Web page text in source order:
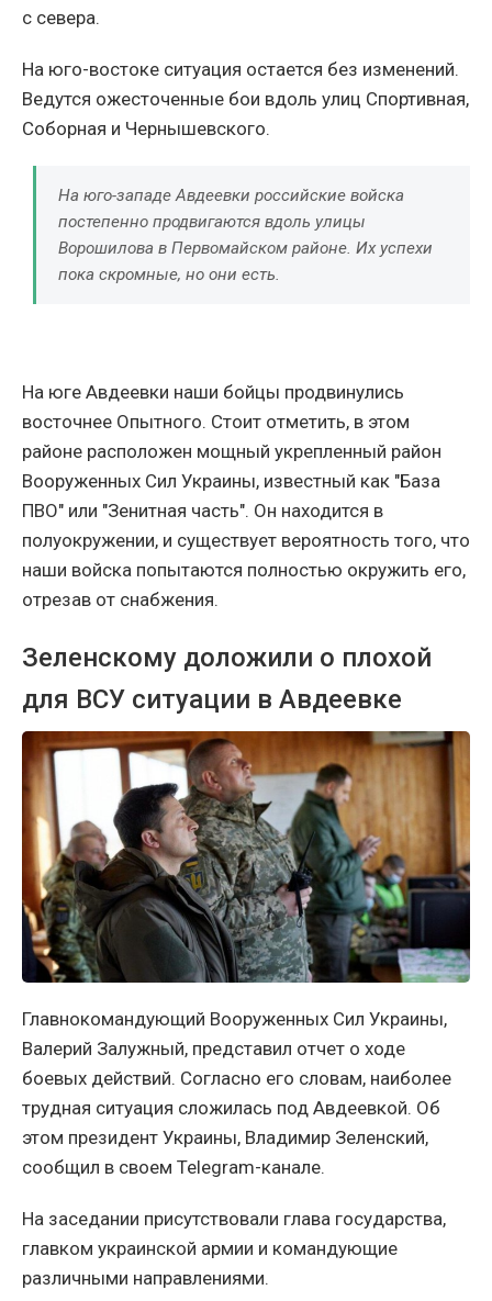
с севера.
На юго-востоке ситуация остается без изменений.
Ведутся ожесточенные бои вдоль улиц Спортивная,
Соборная и Чернышевского.
На юго-западе Авдеевки российские войска
постепенно продвигаются вдоль улицы
Ворошилова в Первомайском районе. Их успехи
пока скромные, но они есть.
На юге Авдеевки наши бойцы продвинулись
восточнее Опытного. Стоит отметить, в этом
районе расположен мощный укрепленный район
Вооруженных Сил Украины, известный как "База
ПВО" или "Зенитная часть". Он находится в
полуокружении, и существует вероятность того, что
наши войска попытаются полностью окружить его,
отрезав от снабжения.
Зеленскому доложили о плохой
для ВСУ ситуации в Авдеевке
Главнокомандующий Вооруженных Сил Украины,
Валерий Залужный, представил отчет о ходе
боевых действий. Согласно его словам, наиболее
трудная ситуация сложилась под Авдеевкой. Об
этом президент Украины, Владимир Зеленский,
сообщил в своем Telegram-канале.
На заседании присутствовали глава государства,
главком украинской армии и командующие
различными направлениями.